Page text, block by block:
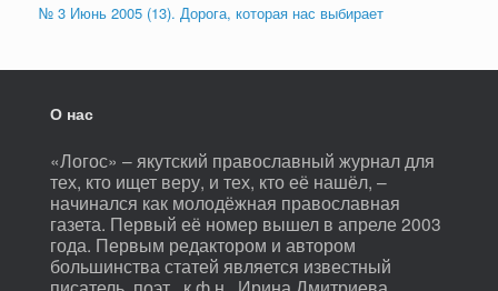
№ 3 Июнь 2005 (13). Дорога, которая нас выбирает
О нас
«Логос» – якутский православный журнал для
тех, кто ищет веру, и тех, кто её нашёл, –
начинался как молодёжная православная
газета. Первый её номер вышел в апреле 2003
года. Первым редактором и автором
большинства статей является известный